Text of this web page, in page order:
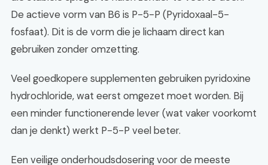
De actieve vorm van B6 is P-5-P (Pyridoxaal-5-
fosfaat). Dit is de vorm die je lichaam direct kan
gebruiken zonder omzetting.
Veel goedkopere supplementen gebruiken pyridoxine
hydrochloride, wat eerst omgezet moet worden. Bij
een minder functionerende lever (wat vaker voorkomt
dan je denkt) werkt P-5-P veel beter.
Een veilige onderhoudsdosering voor de meeste